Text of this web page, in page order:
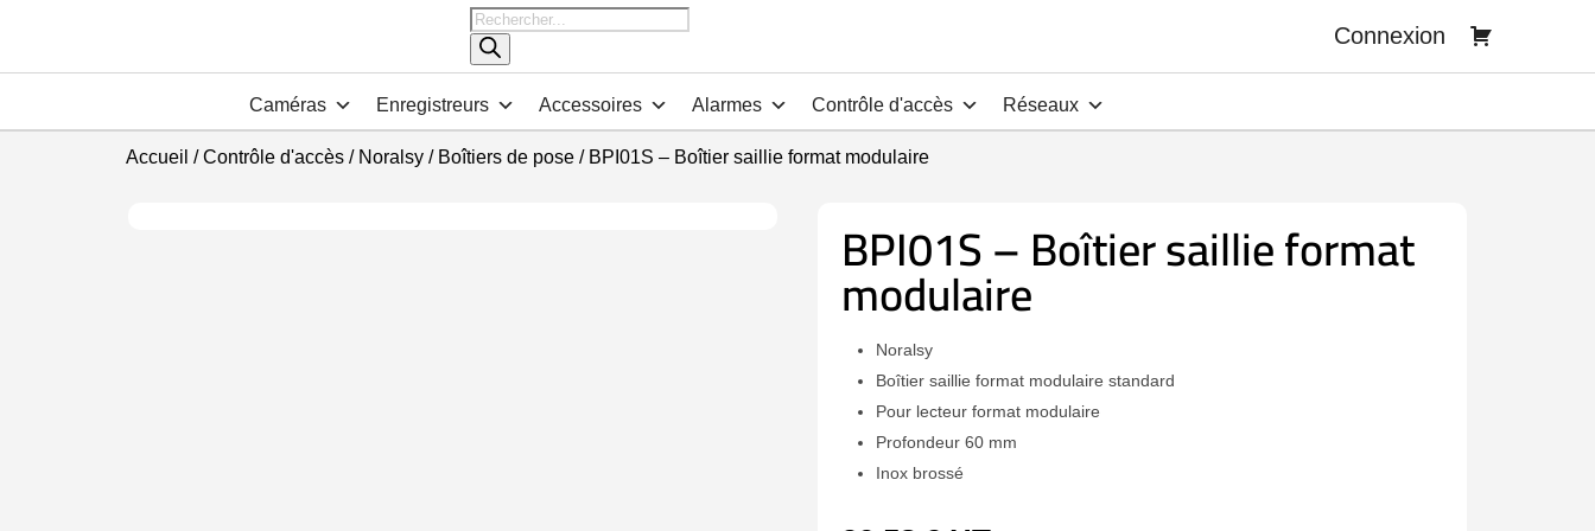
Recherche
de
produits
Connexion
Caméras Enregistreurs Accessoires Alarmes Contrôle d'accès Réseaux
Accueil /Contrôle d'accès/ Noralsy/ Boîtiers de pose/ BPI01S – Boîtier saillie format modulaire
BPI01S – Boîtier saillie format
modulaire
Noralsy
Boîtier saillie format modulaire standard
Pour lecteur format modulaire
Profondeur 60 mm
Inox brossé